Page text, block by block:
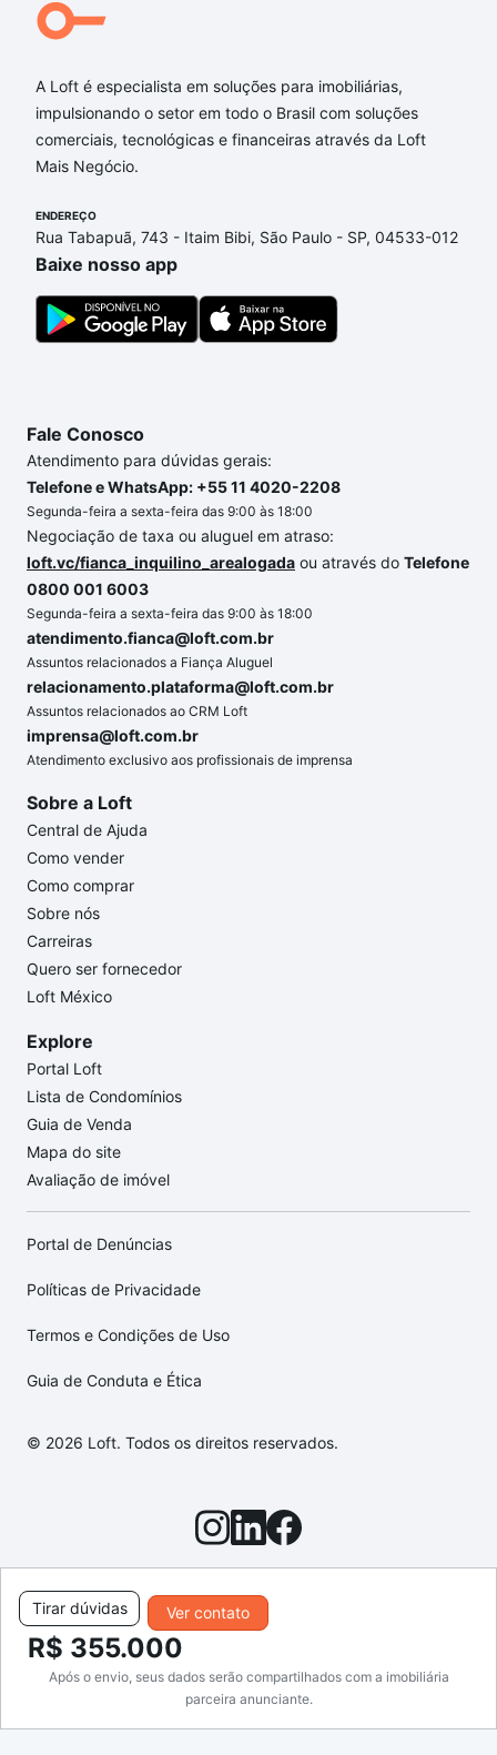
Ver contato
Tirar dúvidas
R$ 355.000
Após o envio, seus dados serão compartilhados com a imobiliária
parceira anunciante.
A Loft é especialista em soluções para imobiliárias,
impulsionando o setor em todo o Brasil com soluções
comerciais, tecnológicas e financeiras através da Loft
Mais Negócio.
ENDEREÇO
Rua Tabapuã, 743 - Itaim Bibi, São Paulo - SP, 04533-012
Baixe nosso app
Fale Conosco
Atendimento para dúvidas gerais:
Telefone e WhatsApp: +55 11 4020-2208
Segunda-feira a sexta-feira das 9:00 às 18:00
Negociação de taxa ou aluguel em atraso:
loft.vc/fianca_inquilino_arealogada ou através do Telefone
0800 001 6003
Segunda-feira a sexta-feira das 9:00 às 18:00
atendimento.fianca@loft.com.br
Assuntos relacionados a Fiança Aluguel
relacionamento.plataforma@loft.com.br
Assuntos relacionados ao CRM Loft
imprensa@loft.com.br
Atendimento exclusivo aos profissionais de imprensa
Sobre a Loft
Central de Ajuda
Como vender
Como comprar
Sobre nós
Carreiras
Quero ser fornecedor
Loft México
Explore
Portal Loft
Lista de Condomínios
Guia de Venda
Mapa do site
Avaliação de imóvel
Portal de Denúncias
Políticas de Privacidade
Termos e Condições de Uso
Guia de Conduta e Ética
© 2026 Loft. Todos os direitos reservados.